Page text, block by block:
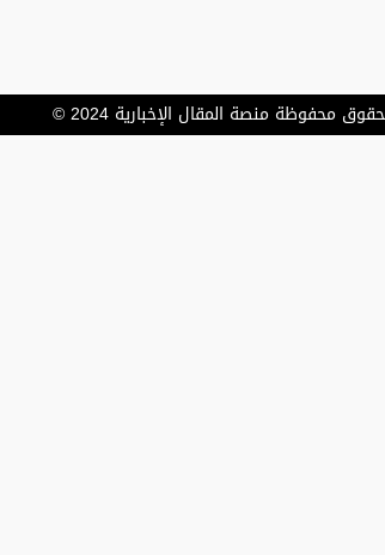
محفوظة منصة المقال الإخبارية 2024 ©